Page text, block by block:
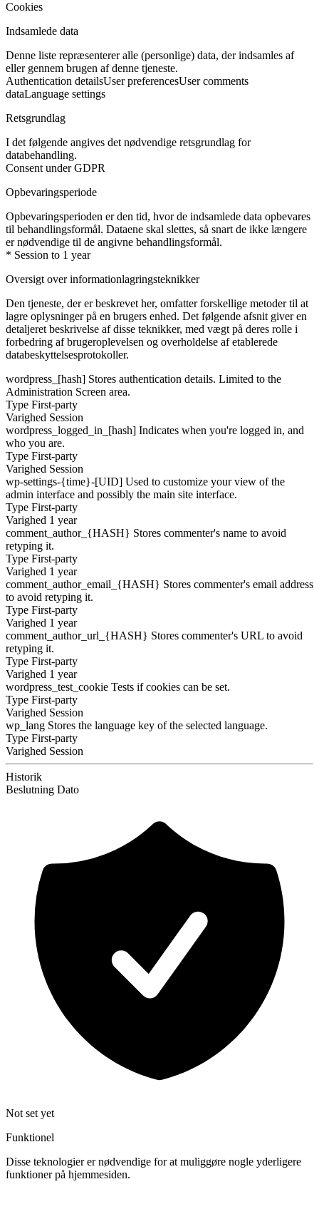
Cookies
Indsamlede data
Denne liste repræsenterer alle (personlige) data, der indsamles af
eller gennem brugen af denne tjeneste.
Authentication detailsUser preferencesUser comments
dataLanguage settings
Retsgrundlag
I det følgende angives det nødvendige retsgrundlag for
databehandling.
Consent under GDPR
Opbevaringsperiode
Opbevaringsperioden er den tid, hvor de indsamlede data opbevares
til behandlingsformål. Dataene skal slettes, så snart de ikke længere
er nødvendige til de angivne behandlingsformål.
* Session to 1 year
Oversigt over informationlagringsteknikker
Den tjeneste, der er beskrevet her, omfatter forskellige metoder til at
lagre oplysninger på en brugers enhed. Det følgende afsnit giver en
detaljeret beskrivelse af disse teknikker, med vægt på deres rolle i
forbedring af brugeroplevelsen og overholdelse af etablerede
databeskyttelsesprotokoller.
wordpress_[hash] Stores authentication details. Limited to the
Administration Screen area.
Type First-party
Varighed Session
wordpress_logged_in_[hash] Indicates when you're logged in, and
who you are.
Type First-party
Varighed Session
wp-settings-{time}-[UID] Used to customize your view of the
admin interface and possibly the main site interface.
Type First-party
Varighed 1 year
comment_author_{HASH} Stores commenter's name to avoid
retyping it.
Type First-party
Varighed 1 year
comment_author_email_{HASH} Stores commenter's email address
to avoid retyping it.
Type First-party
Varighed 1 year
comment_author_url_{HASH} Stores commenter's URL to avoid
retyping it.
Type First-party
Varighed 1 year
wordpress_test_cookie Tests if cookies can be set.
Type First-party
Varighed Session
wp_lang Stores the language key of the selected language.
Type First-party
Varighed Session
Historik
Beslutning Dato
Not set yet
Funktionel
Disse teknologier er nødvendige for at muliggøre nogle yderligere
funktioner på hjemmesiden.